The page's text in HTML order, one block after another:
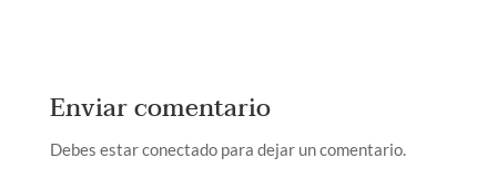
Enviar comentario
Debes estar conectado para dejar un comentario.